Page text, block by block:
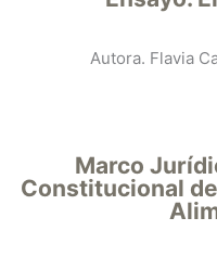
Autora. Flavia
Marco
Constitucional